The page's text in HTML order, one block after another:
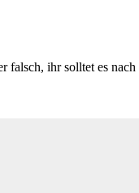
falsch, ihr solltet es nach